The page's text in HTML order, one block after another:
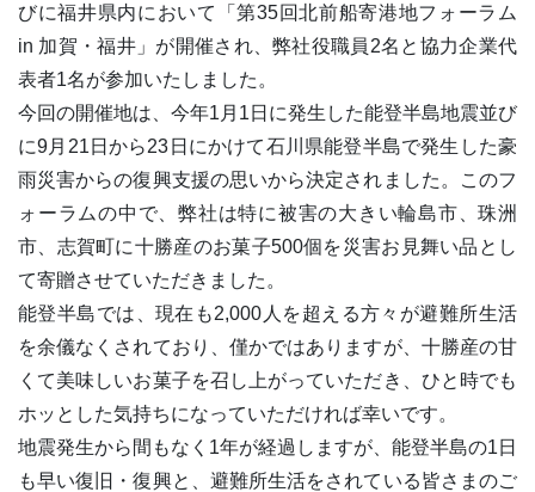
びに福井県内において「第35回北前船寄港地フォーラム
in 加賀・福井」が開催され、弊社役職員2名と協力企業代
表者1名が参加いたしました。
今回の開催地は、今年1月1日に発生した能登半島地震並び
に9月21日から23日にかけて石川県能登半島で発生した豪
雨災害からの復興支援の思いから決定されました。このフ
ォーラムの中で、弊社は特に被害の大きい輪島市、珠洲
市、志賀町に十勝産のお菓子500個を災害お見舞い品とし
て寄贈させていただきました。
能登半島では、現在も2,000人を超える方々が避難所生活
を余儀なくされており、僅かではありますが、十勝産の甘
くて美味しいお菓子を召し上がっていただき、ひと時でも
ホッとした気持ちになっていただければ幸いです。
地震発生から間もなく1年が経過しますが、能登半島の1日
も早い復旧・復興と、避難所生活をされている皆さまのご